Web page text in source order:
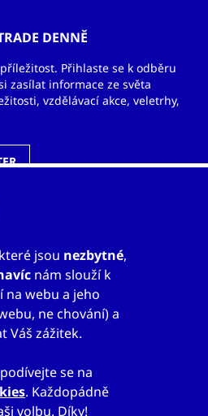
DENNĚ
Přihlaste se k odběru
zasílat informace ze světa
vzdělávací akce, veletrhy,
jsou nezbytné,
nám slouží k
na webu a jeho
ne chování) a
Váš zážitek.
se na
. Každopádně
volbu. Díky!